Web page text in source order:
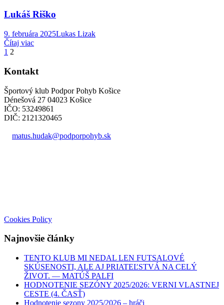
Lukáš Riško
9. februára 2025Lukas Lizak
Čítaj viac
1 2
Kontakt
Športový klub Podpor Pohyb Košice
Dénešová 27 04023 Košice
IČO: 53249861
DIČ: 2121320465
matus.hudak@podporpohyb.sk
Cookies Policy
Najnovšie články
TENTO KLUB MI NEDAL LEN FUTSALOVÉ
SKÚSENOSTI, ALE AJ PRIATEĽSTVÁ NA CELÝ
ŽIVOT. — MATÚŠ PALFI
HODNOTENIE SEZÓNY 2025/2026: VERNI VLASTNEJ
CESTE (4. ČASŤ)
Hodnotenie sezony 2025/2026 – hráči